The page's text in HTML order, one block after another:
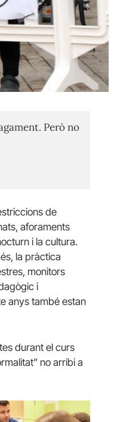
Però no
de
aforaments
i la cultura.
la pràctica
monitors
i
anys també estan
durant el curs
no arribi a